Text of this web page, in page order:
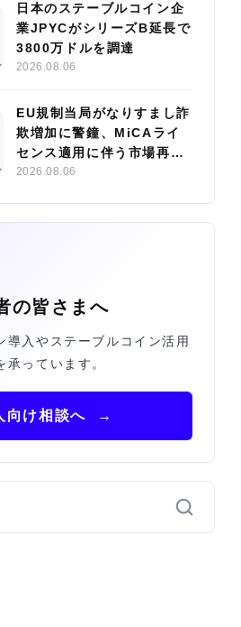
日本のステーブルコイン企
業JPYCがシリーズB延長で
3800万ドルを調達
2026.08.06
EU規制当局がなりすまし詐
欺増加に警鐘、MiCAライ
センス適用に伴う市場再編
に乗じた悪質な手口
2026.08.06
の皆さまへ
導入やステーブルコイン活用
承っています。
向け相談へ